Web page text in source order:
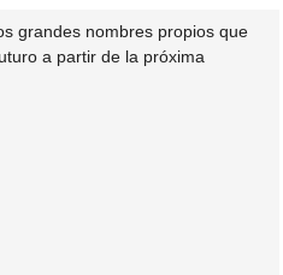
grandes nombres propios que
a partir de la próxima